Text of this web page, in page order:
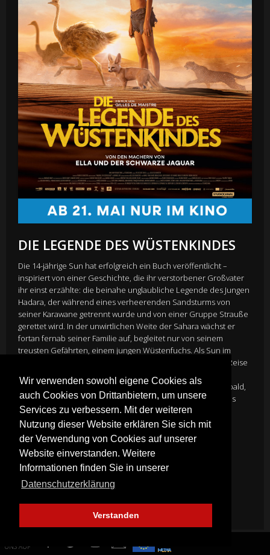
Wir verwenden sowohl eigene Cookies als
auch Cookies von Drittanbietern, um unsere
Services zu verbessern. Mit der weiteren
Nutzung dieser Website erklären Sie sich mit
der Verwendung von Cookies auf unserer
Website einverstanden. Weitere
Informationen finden Sie in unserer
Datenschutzerklärung
Verstanden
DIE LEGENDE DES WÜSTENKINDES
Die 14-jährige Sun hat erfolgreich ein Buch veröffentlicht –
inspiriert von einer Geschichte, die ihr verstorbener Großvater
ihr einst erzählte: die beinahe unglaubliche Legende des Jungen
Hadara, der während eines verheerenden Sandsturms von
seiner Karawane getrennt wurde und von einer Gruppe Strauße
gerettet wird. In der unwirtlichen Weite der Sahara wächst er
fortan fernab seiner Familie auf, begleitet nur von seinem
treusten Gefährten, einem jungen Wüstenfuchs. Als Sun im
Rahmen einer Preisverleihung für ihr Buch selbst zu einer Reise
in die Sahara eingeladen wird, begegnet sie dort dem
gleichaltrigen Nomadenmädchen Kharouba – und erkennt bald,
dass die Legende des Wüstenkindes Hadara weit mehr ist als
eine einfache Gute-Nacht-Geschichte…
DirectorGilles de Maistre
CastNeige de Maistre, Kev Adams
Genre:FamilyAbenteuer
Mehr Infos
UNS AUF